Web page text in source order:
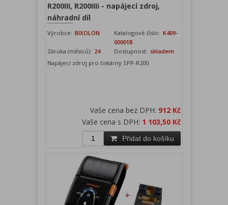
R200III, R200IIIi - napájecí zdroj,
náhradní díl
Výrobce: BIXOLON Katalogové číslo: K409-
00001B
Záruka (měsíců): 24 Dostupnost: skladem
Napájecí zdroj pro tiskárny SPP-R200
Vaše cena bez DPH: 912 Kč
Vaše cena s DPH: 1 103,50 Kč
Přidat do košíku